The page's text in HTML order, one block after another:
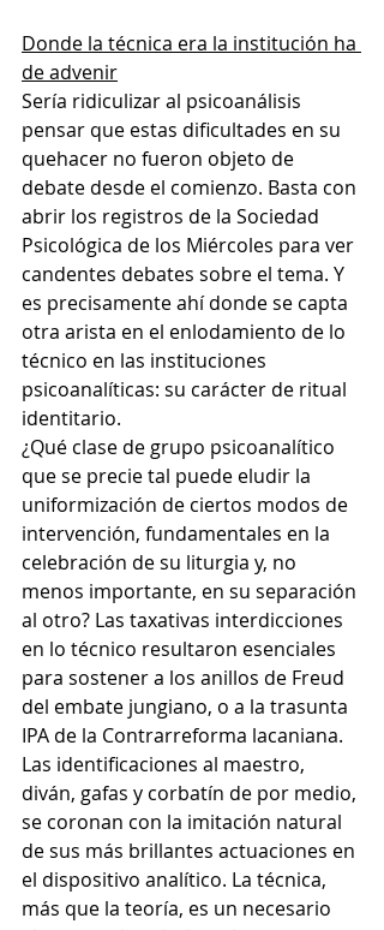
Donde la técnica era la institución ha
de advenir
Sería ridiculizar al psicoanálisis
pensar que estas dificultades en su
quehacer no fueron objeto de
debate desde el comienzo. Basta con
abrir los registros de la Sociedad
Psicológica de los Miércoles para ver
candentes debates sobre el tema. Y
es precisamente ahí donde se capta
otra arista en el enlodamiento de lo
técnico en las instituciones
psicoanalíticas: su carácter de ritual
identitario.
¿Qué clase de grupo psicoanalítico
que se precie tal puede eludir la
uniformización de ciertos modos de
intervención, fundamentales en la
celebración de su liturgia y, no
menos importante, en su separación
al otro? Las taxativas interdicciones
en lo técnico resultaron esenciales
para sostener a los anillos de Freud
del embate jungiano, o a la trasunta
IPA de la Contrarreforma lacaniana.
Las identificaciones al maestro,
diván, gafas y corbatín de por medio,
se coronan con la imitación natural
de sus más brillantes actuaciones en
el dispositivo analítico. La técnica,
más que la teoría, es un necesario